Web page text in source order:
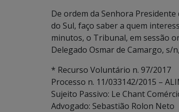
De ordem da Senhora
do Sul, faço saber a quem
minutos, o Tribunal, em sessão
Delegado Osmar de Camargo, s/
* Recurso Voluntário n. 97/2017
Processo n. 11/033142/2015 –
Sujeito Passivo: Le Chant
Advogado: Sebastião Rolon Neto